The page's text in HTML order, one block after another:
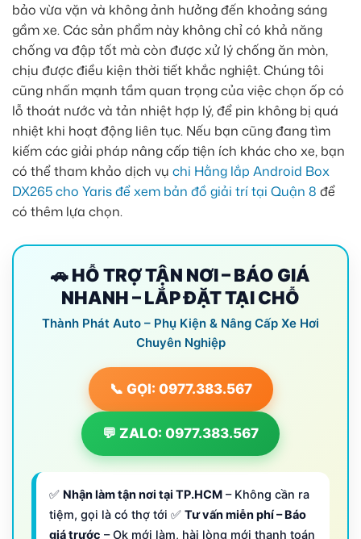
bảo vừa vặn và không ảnh hưởng đến khoảng sáng
gầm xe. Các sản phẩm này không chỉ có khả năng
chống va đập tốt mà còn được xử lý chống ăn mòn,
chịu được điều kiện thời tiết khắc nghiệt. Chúng tôi
cũng nhấn mạnh tầm quan trọng của việc chọn ốp có
lỗ thoát nước và tản nhiệt hợp lý, để pin không bị quá
nhiệt khi hoạt động liên tục. Nếu bạn cũng đang tìm
kiếm các giải pháp nâng cấp tiện ích khác cho xe, bạn
có thể tham khảo dịch vụ chi Hằng lắp Android Box
DX265 cho Yaris để xem bản đồ giải trí tại Quận 8 để
có thêm lựa chọn.
🚗 HỖ TRỢ TẬN NƠI – BÁO GIÁ
NHANH – LẮP ĐẶT TẠI CHỖ
Thành Phát Auto – Phụ Kiện & Nâng Cấp Xe Hơi
Chuyên Nghiệp
📞 GỌI: 0977.383.567
💬 ZALO: 0977.383.567
✅ Nhận làm tận nơi tại TP.HCM – Không cần ra
tiệm, gọi là có thợ tới ✅ Tư vấn miễn phí – Báo
giá trước – Ok mới làm, hài lòng mới thanh toán